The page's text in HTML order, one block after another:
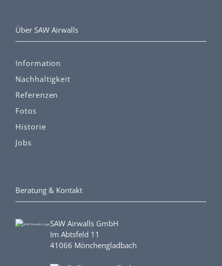
Über SAW Airwalls
Information
Nachhaltigkeit
Referenzen
Fotos
Historie
Jobs
Beratung & Kontakt
SAW Airwalls GmbH
Im Abtsfeld 11
41066 Mönchengladbach